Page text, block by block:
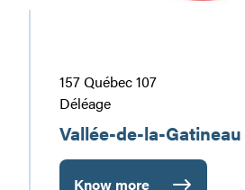
157 Québec 107
Déléage
Vallée-de-la-
Know more